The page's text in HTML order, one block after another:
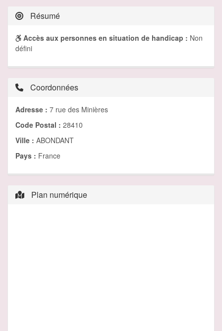
Résumé
Accès aux personnes en situation de handicap : Non
défini
Coordonnées
Adresse : 7 rue des Minières
Code Postal : 28410
Ville : ABONDANT
Pays : France
Plan numérique